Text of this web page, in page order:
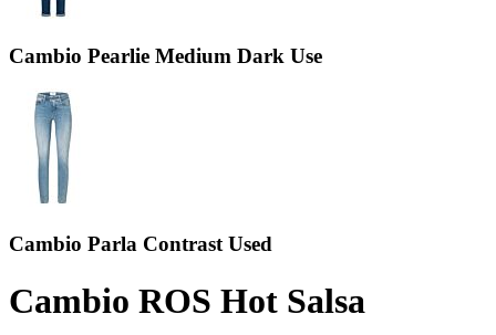
Cambio Pearlie Medium Dark Use
Cambio Parla Contrast Used
Cambio ROS Hot Salsa